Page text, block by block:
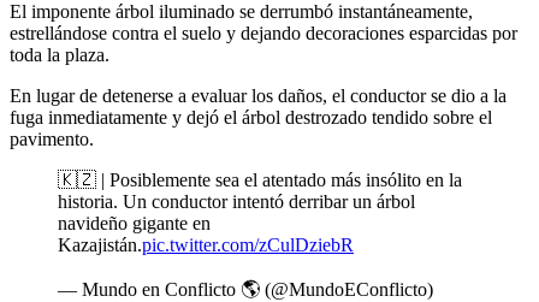
El imponente árbol iluminado se derrumbó instantáneamente,
estrellándose contra el suelo y dejando decoraciones esparcidas por
toda la plaza.
En lugar de detenerse a evaluar los daños, el conductor se dio a la
fuga inmediatamente y dejó el árbol destrozado tendido sobre el
pavimento.
🇰🇿 | Posiblemente sea el atentado más insólito en la
historia. Un conductor intentó derribar un árbol
navideño gigante en
Kazajistán.pic.twitter.com/zCulDziebR
— Mundo en Conflicto 🌎 (@MundoEConflicto)